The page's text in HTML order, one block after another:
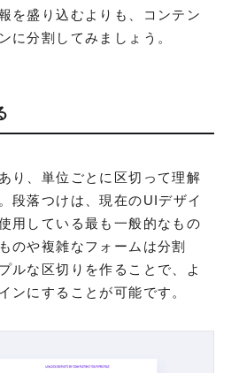
を盛り込むよりも、コンテン
に分割してみましょう。
り、単位ごとに区切って理解
段落つけは、現在のUIデザイ
用している最も一般的なもの
のや複雑なフォームは分割
ルな区切りを作ることで、よ
ンにすることが可能です。